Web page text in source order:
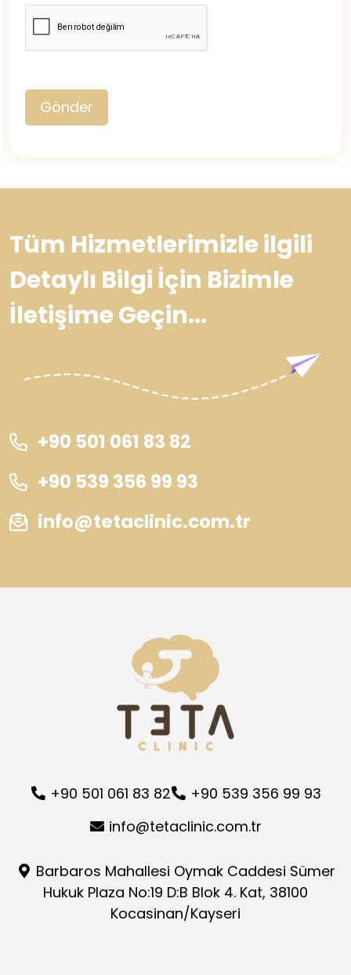
Gönder
Tüm Hizmetlerimizle ilgili
Detaylı Bilgi İçin Bizimle
İletişime Geçin...
+90 501 061 83 82
+90 539 356 99 93
info@tetaclinic.com.tr
+90 501 061 83 82
+90 539 356 99 93
info@tetaclinic.com.tr
Barbaros Mahallesi Oymak Caddesi Sümer
Hukuk Plaza No:19 D:B Blok 4. Kat, 38100
Kocasinan/Kayseri